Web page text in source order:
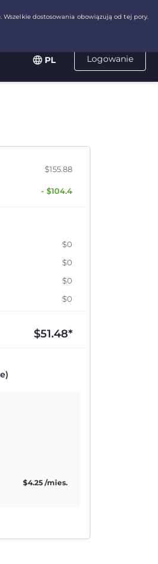
Logowanie
PL
$155.88
- $104.4
$0
$0
$0
$0
$51.48*
$4.25 /mies.